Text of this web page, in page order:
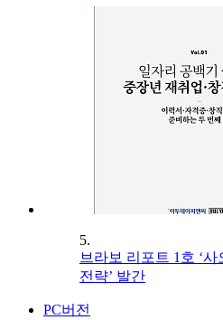
5.
브라보 리포트 1호 ‘
전략’ 발간
PC버전